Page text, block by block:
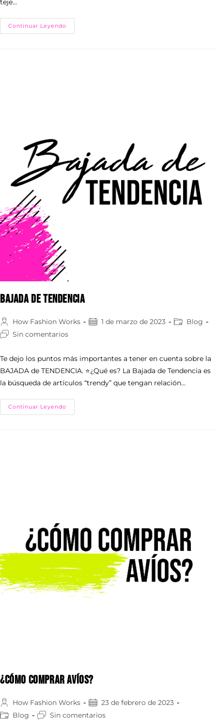
teje…
Continuar Leyendo
BAJADA DE TENDENCIA
How Fashion Works 1 de marzo de 2023
Blog
Sin comentarios
Te dejo los puntos más importantes a tener en cuenta sobre la
BAJADA de TENDENCIA. ⭐️¿Qué es? La Bajada de Tendencia es
la búsqueda de artículos “trendy” que tengan relación…
Continuar Leyendo
¿Cómo comprar Avíos?
How Fashion Works
23 de febrero de 2023
Blog
Sin comentarios